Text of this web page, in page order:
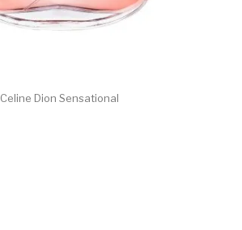
Celine Dion Sensational